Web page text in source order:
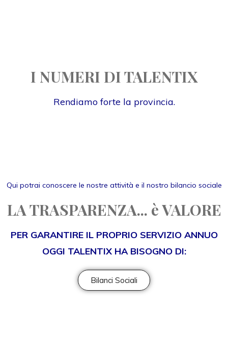
I NUMERI DI TALENTIX
Rendiamo forte la provincia.
Qui potrai conoscere le nostre attività e il nostro bilancio sociale
LA TRASPARENZA... è VALORE
PER GARANTIRE IL PROPRIO SERVIZIO ANNUO
OGGI TALENTIX HA BISOGNO DI:
Bilanci Sociali